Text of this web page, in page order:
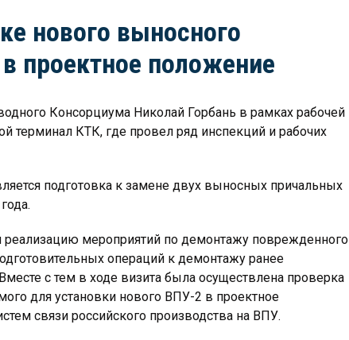
нового выносного
проектное положение
Консорциума Николай Горбань в рамках рабочей
терминал КТК, где провел ряд инспекций и рабочих
подготовка к замене двух выносных причальных
мероприятий по демонтажу поврежденного
операций к демонтажу ранее
с тем в ходе визита была осуществлена проверка
для установки нового ВПУ-2 в проектное
связи российского производства на ВПУ.